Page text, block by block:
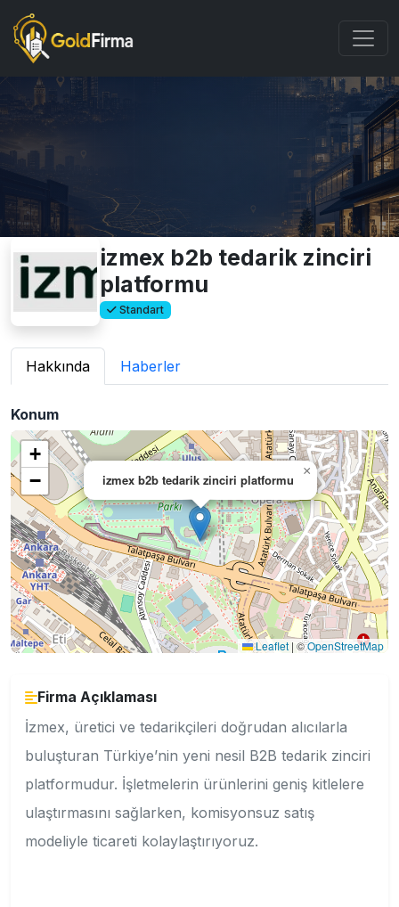
izmex b2b tedarik zinciri
platformu
Standart
Hakkında Haberler
Konum
izmex b2b tedarik zinciri platformu
×
+
−
Leaflet | ©OpenStreetMap
Firma Açıklaması
İzmex, üretici ve tedarikçileri doğrudan alıcılarla
buluşturan Türkiye’nin yeni nesil B2B tedarik zinciri
platformudur. İşletmelerin ürünlerini geniş kitlelere
ulaştırmasını sağlarken, komisyonsuz satış
modeliyle ticareti kolaylaştırıyoruz.